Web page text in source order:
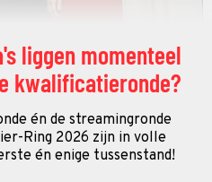
liggen momenteel
kwalificatieronde?
én de streamingronde
Ring 2026 zijn in volle
én enige tussenstand!